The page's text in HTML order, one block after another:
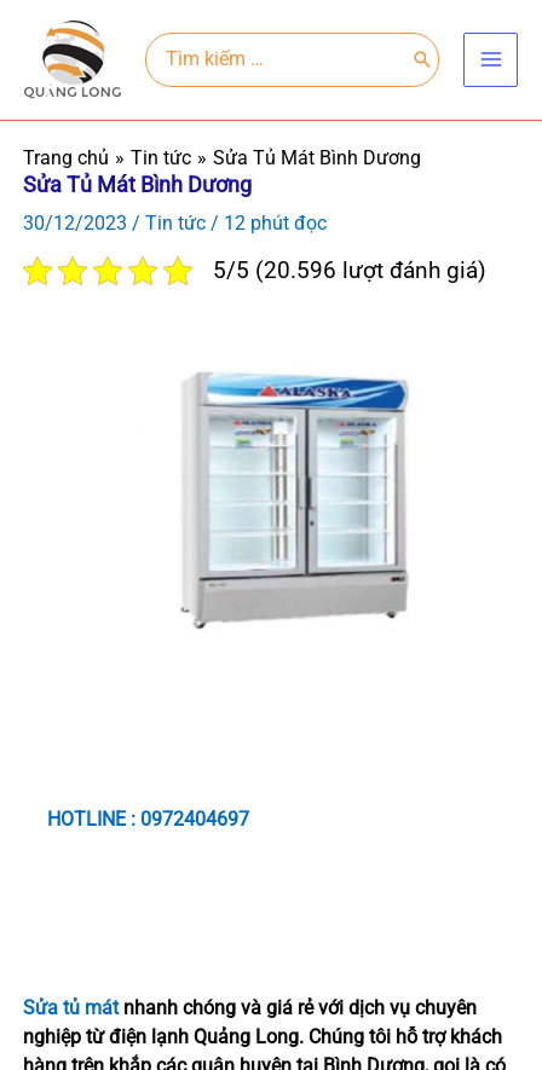
dung
Search
for:
Trang chủ Tin tức Sửa Tủ Mát Bình Dương
Sửa Tủ Mát Bình Dương
30/12/2023 / Tin tức/ 12 phút đọc
5/5 (20.596 lượt đánh giá)
HOTLINE : 0972404697
Sửa tủ mátnhanh chóng và giá rẻ với dịch vụ chuyên
nghiệp từ điện lạnh Quảng Long. Chúng tôi hỗ trợ khách